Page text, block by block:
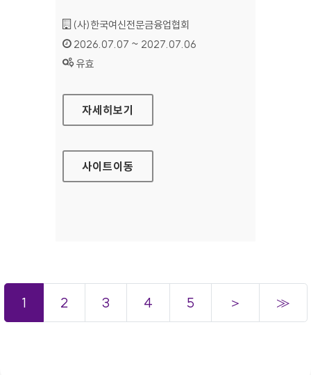
기관명 :
(사)한국여신전문금융업협회
인증기간 :
2026.07.07 ~ 2027.07.06
상태 :
유효
여신금융협회 소비자지원센터
자세히보기
사이트이동
1 2 3 4 5 ＞ ≫